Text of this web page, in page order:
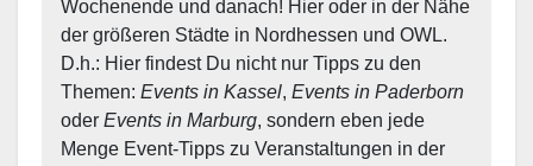
Wochenende und danach! Hier oder in der Nähe
der größeren Städte in Nordhessen und OWL.
D.h.: Hier findest Du nicht nur Tipps zu den
Themen: Events in Kassel, Events in Paderborn
oder Events in Marburg, sondern eben jede
Menge Event-Tipps zu Veranstaltungen in der